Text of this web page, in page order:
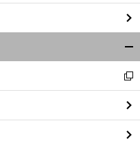
閉
る
新
し
い
ウ
ィ